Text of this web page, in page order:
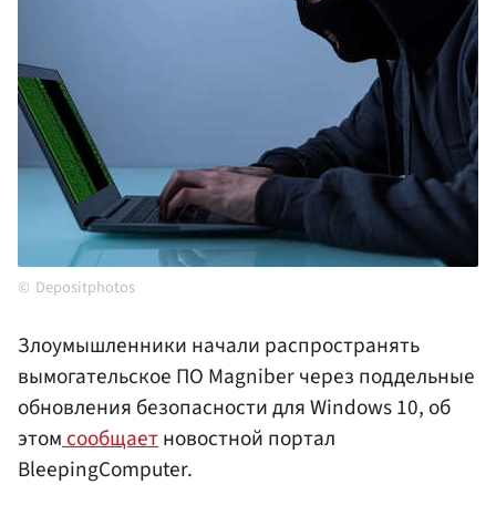
Depositphotos
Злоумышленники начали распространять
вымогательское ПО Magniber через поддельные
обновления безопасности для Windows 10, об
этомсообщаетновостной портал
BleepingComputer.